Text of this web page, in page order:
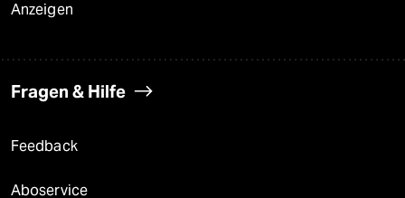
Anzeigen
Fragen & Hilfe
Feedback
Aboservice